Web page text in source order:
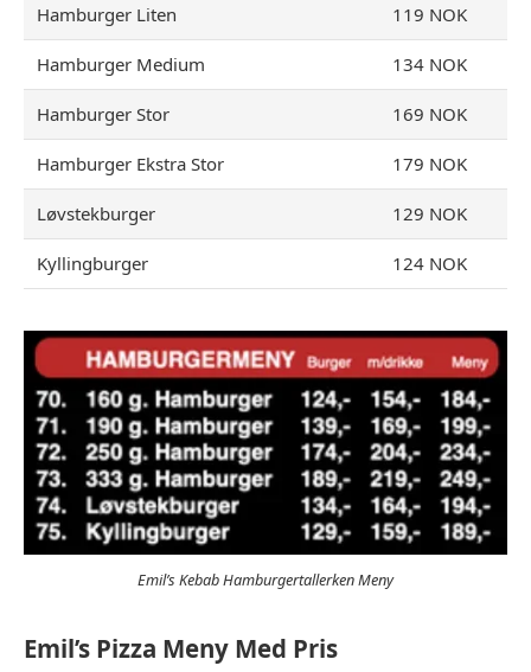
Hamburger Liten 119 NOK
Hamburger Medium 134 NOK
Hamburger Stor 169 NOK
Hamburger Ekstra Stor 179 NOK
Løvstekburger 129 NOK
Kyllingburger 124 NOK
Emil’s Kebab Hamburgertallerken Meny
Emil’s Pizza Meny Med Pris